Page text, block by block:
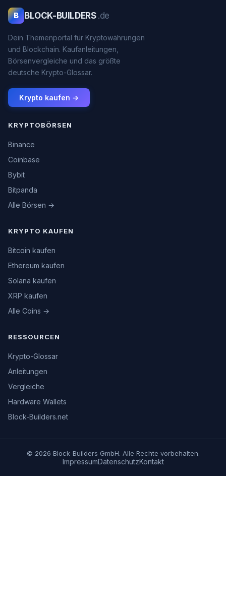
B BLOCK-BUILDERS .de
Dein Themenportal für Kryptowährungen
und Blockchain. Kaufanleitungen,
Börsenvergleiche und das größte
deutsche Krypto-Glossar.
Krypto kaufen →
KRYPTOBÖRSEN
Binance
Coinbase
Bybit
Bitpanda
Alle Börsen →
KRYPTO KAUFEN
Bitcoin kaufen
Ethereum kaufen
Solana kaufen
XRP kaufen
Alle Coins →
RESSOURCEN
Krypto-Glossar
Anleitungen
Vergleiche
Hardware Wallets
Block-Builders.net
© 2026 Block-Builders GmbH. Alle Rechte vorbehalten.
ImpressumDatenschutzKontakt